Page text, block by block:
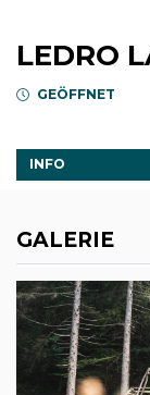
LEDRO
GEÖFFNET
INFO
GALERIE